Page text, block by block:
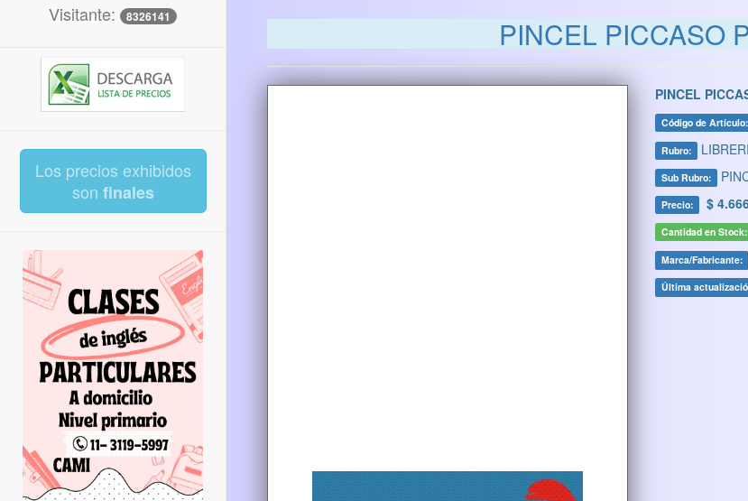
Visitante: 8326141
Los precios exhibidos
son finales
PINCEL PICCASO
PINCEL
Código de Artículo:
Rubro:
Sub Rubro:
Precio: $
Cantidad en Stock:
Marca/Fabricante:
Última